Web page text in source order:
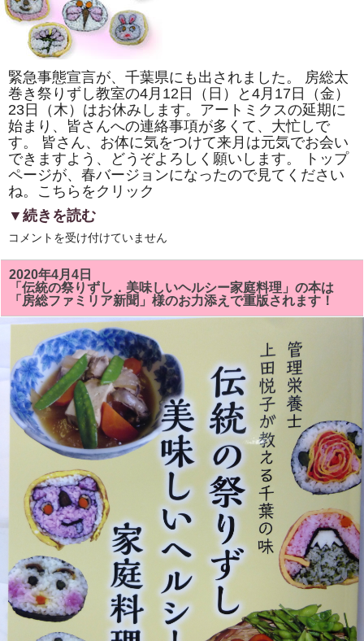
巻
き
す。
緊急事態宣言が、千葉県にも出されました。 房総太
巻き祭りずし教室の4月12日（日）と4月17日（金）
23日（木）はお休みします。アートミクスの延期に
始まり、皆さんへの連絡事項が多くて、大忙しで
す。 皆さん、お体に気をつけて来月は元気でお会い
できますよう、どうぞよろしく願いします。 トップ
ページが、春バージョンになったので見てください
ね。こちらをクリック
▼続きを読む
房
太
巻
き
寿
司
教
室
月
12
日
（日）
17
日
（金）
コメントを受け付けていません
2020年4月4日
「伝統の祭りずし．美味しいヘルシー家庭料理」の本は
「房総ファミリア新聞」様のお力添えで重版されます！